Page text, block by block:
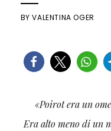
BYVALENTINA OGER
«Poirot era un
Era alto meno di un